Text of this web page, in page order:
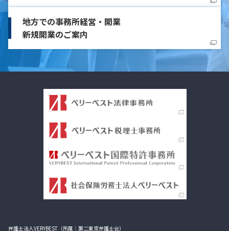
地方での事務所経営・開業
新規開業のご案内
弁護士法人VERYBEST（所属：第二東京弁護士会）